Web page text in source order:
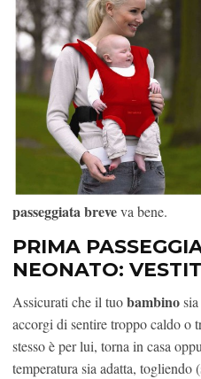
passeggiata breveva bene.
PRIMA
NEONATO:
Assicurati che il tuobambinosia
accorgi di sentire troppo caldo o
stesso è per lui, torna in casa
temperatura sia adatta, togliendo